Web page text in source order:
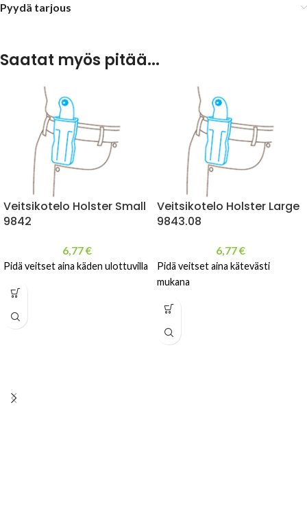
Pyydä tarjous
Saatat myös pitää...
Veitsikotelo Holster Small
9842
6,77€
Pidä veitset aina käden ulottuvilla
Veitsikotelo Holster Large
9843.08
6,77€
Pidä veitset aina kätevästi
mukana